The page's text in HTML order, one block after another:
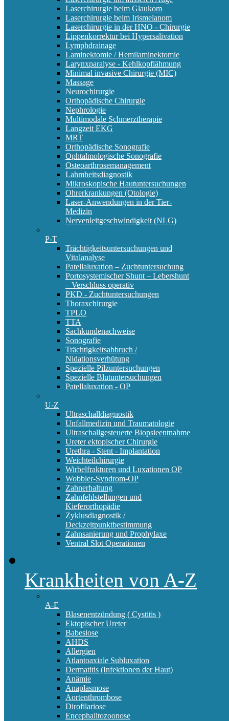
Laserchirurgie beim Glaukom
Laserchirurgie beim Irismelanom
Laserchirurgie in der HNO - Chirurgie
Lippenkorrektur bei Hypersalivation
Lymphdrainage
Laminektomie / Hemilaminektomie
Larynxparalyse - Kehlkopflähmung
Minimal invasive Chirurgie (MIC)
Massage
Neurochirurgie
Orthopädische Chirurgie
Nephrologie
Multimodale Schmerztherapie
Langzeit EKG
MRT
Orthopädische Sonografie
Ophtalmologische Sonografie
Osteoarthrosemanagement
Lahmheitsdiagnostik
Mikroskopische Hautuntersuchungen
Ohrerkrankungen (Otologie)
Laser-Anwendungen in der Tier-
Medizin
Nervenleitgeschwindigkeit (NLG)
P-T
Trächtigkeitsuntersuchungen und
Vitalanalyse
Patellaluxation – Zuchtuntersuchung
Portosystemischer Shunt – Lebershunt
– Verschluss operativ
PKD - Zuchtuntersuchungen
Thoraxchirurgie
TPLO
TTA
Sachkundenachweise
Sonografie
Trächtigkeitsabbruch /
Nidationsverhütung
Spezielle Pilzuntersuchungen
Spezielle Blutuntersuchungen
Patellaluxation - OP
U-Z
Ultraschalldiagnostik
Unfallmedizin und Traumatologie
Ultraschallgesteuerte Biopsieentnahme
Ureter ektopischer Chirurgie
Urethra - Stent - Implantation
Weichteilchirurgie
Wirbelfrakturen und Luxationen OP
Wobbler-Syndrom-OP
Zahnerhaltung
Zahnfehlstellungen und
Kieferorthopädie
Zyklusdiagnostik /
Deckzeitpunktbestimmung
Zahnsanierung und Prophylaxe
Ventral Slot Operationen
Krankheiten von A-Z
A-E
Blasenentzündung ( Cystitis )
Ektopischer Ureter
Babesiose
AHDS
Allergien
Atlantoaxiale Subluxation
Dermatitis (Infektionen der Haut)
Anämie
Anaplasmose
Aortenthrombose
Dirofilariose
Encephalitozoonose